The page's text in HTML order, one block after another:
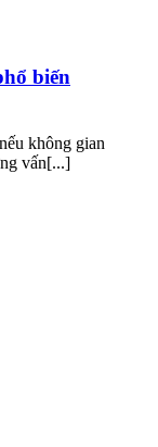
biến
không gian
vấn[...]